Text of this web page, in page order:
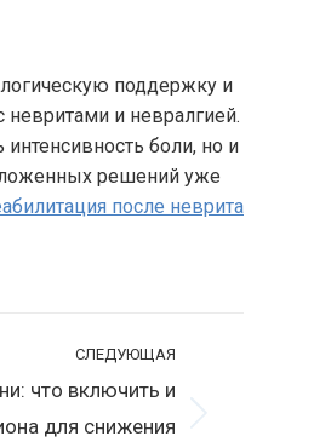
поддержку и
невритами и невралгией.
боли, но и
решений уже
после неврита
СЛЕДУЮЩАЯ
что включить и
для снижения